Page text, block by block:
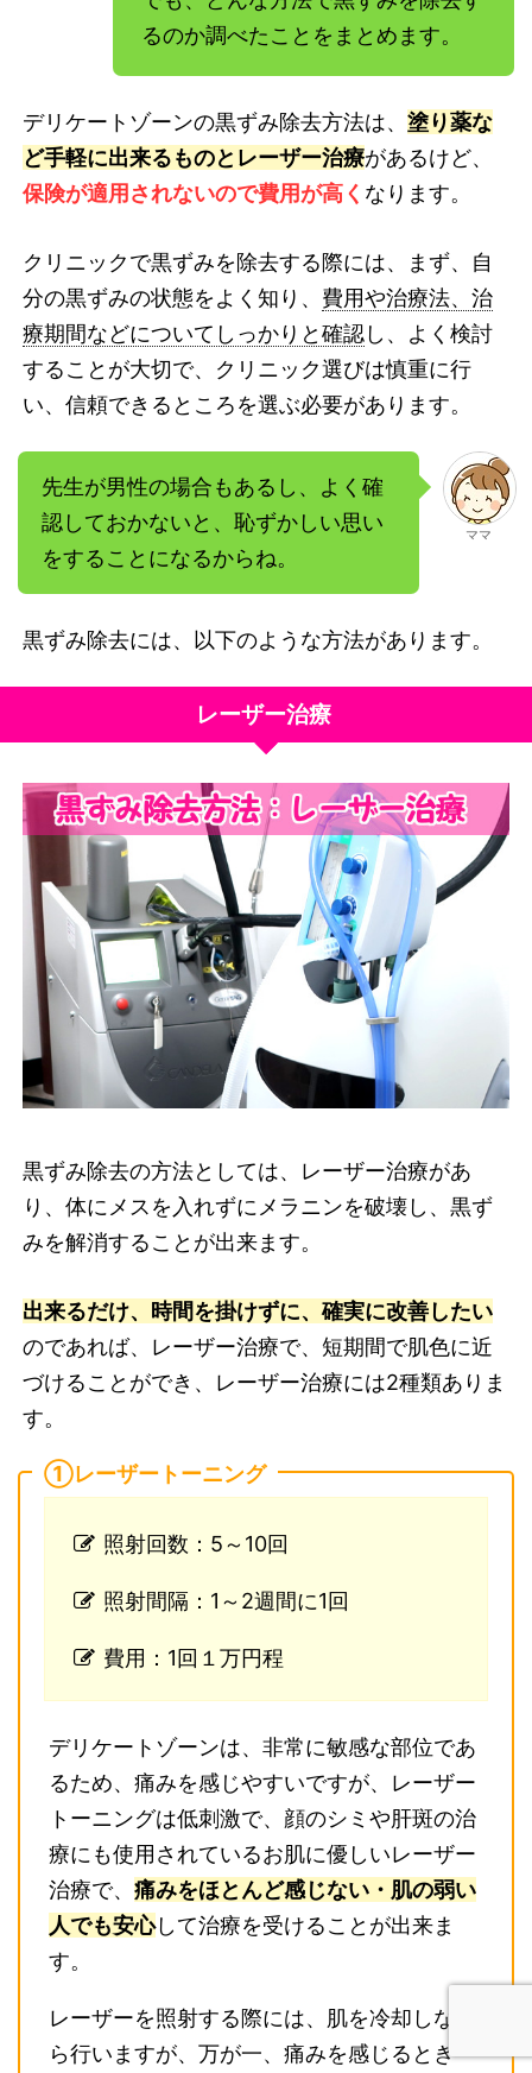
るのか調べたことをまとめます。
デリケートゾーンの黒ずみ除去方法は、 塗り薬な
ど手軽に出来るものとレーザー治療があるけど、
保険が適用されないので費用が高く なります。
クリニックで黒ずみを除去する際には、まず、自
分の黒ずみの状態をよく知り、 費用や治療法、治
療期間などについてしっかりと確認し、よく検討
することが大切で、クリニック選びは慎重に行
い、信頼できるところを選ぶ必要があります。
先生が男性の場合もあるし、よく確
認しておかないと、恥ずかしい思い
をすることになるからね。
ママ
黒ずみ除去には、以下のような方法があります。
レーザー治療
黒ずみ除去の方法としては、レーザー治療があ
り、体にメスを入れずにメラニンを破壊し、黒ず
みを解消することが出来ます。
出来るだけ、時間を掛けずに、確実に改善したい
のであれば、レーザー治療で、短期間で肌色に近
づけることができ、レーザー治療には2種類ありま
す。
①レーザートーニング
照射回数：5～10回
照射間隔：1～2週間に1回
費用：1回１万円程
デリケートゾーンは、非常に敏感な部位であ
るため、痛みを感じやすいですが、レーザー
トーニングは低刺激で、顔のシミや肝斑の治
療にも使用されているお肌に優しいレーザー
治療で、 痛みをほとんど感じない・肌の弱い
人でも安心して治療を受けることが出来ま
す。
レーザーを照射する際には、肌を冷却しなが
ら行いますが、万が一、痛みを感じるとき